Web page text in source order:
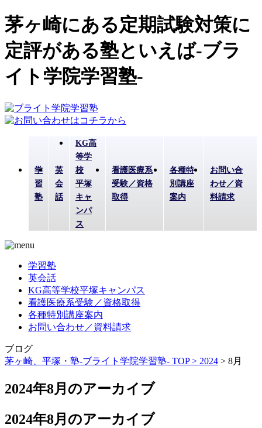
茅ヶ崎にある定期試験対策に
定評がある塾といえば-ブラ
イト学院学習塾-
学
習
塾
英
会
話
KG高
等学
校
平塚
キャ
ンパ
ス
看護医療系
受験／資格
取得
各種特
別講座
案内
お問い合
わせ／資
料請求
学習塾
英会話
KG高等学校平塚キャンパス
看護医療系受験／資格取得
各種特別講座案内
お問い合わせ／資料請求
ブログ
茅ヶ崎、平塚・塾-ブライト学院学習塾- TOP > 2024 > 8月
2024年8月のアーカイブ
2024年8月のアーカイブ